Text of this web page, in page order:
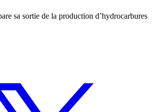
sa sortie de la production d’hydrocarbures